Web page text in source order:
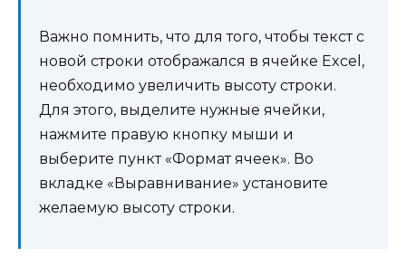
Важно помнить, что для того, чтобы текст с
новой строки отображался в ячейке Excel,
необходимо увеличить высоту строки.
Для этого, выделите нужные ячейки,
нажмите правую кнопку мыши и
выберите пункт «Формат ячеек». Во
вкладке «Выравнивание» установите
желаемую высоту строки.